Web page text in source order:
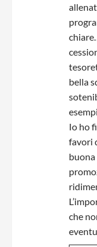
bella
Io ho
favori
buona
che